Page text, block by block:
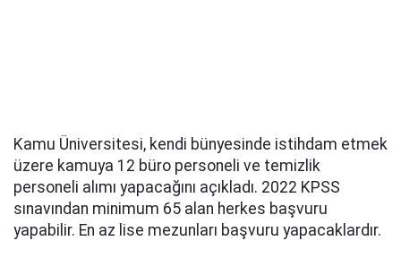
Kamu Üniversitesi, kendi bünyesinde istihdam etmek
üzere kamuya 12 büro personeli ve temizlik
personeli alımı yapacağını açıkladı. 2022 KPSS
sınavından minimum 65 alan herkes başvuru
yapabilir. En az lise mezunları başvuru yapacaklardır.